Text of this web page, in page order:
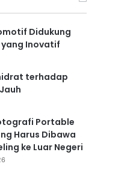
Didukung
Inovatif
terhadap
Portable
Harus Dibawa
ke Luar Negeri